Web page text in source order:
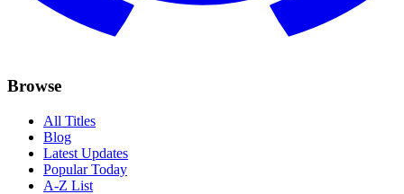
Browse
All Titles
Blog
Latest Updates
Popular Today
A-Z List